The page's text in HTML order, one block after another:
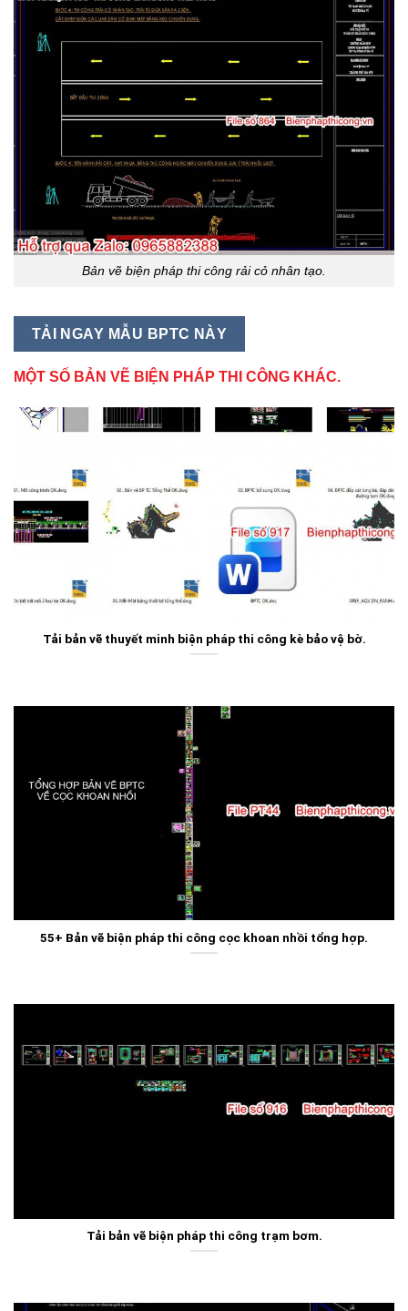
Bản vẽ biện pháp thi công rải cỏ nhân tạo.
TẢI NGAY MẪU BPTC NÀY
MỘT SỐ BẢN VẼ BIỆN PHÁP THI CÔNG KHÁC.
Tải bản vẽ thuyết minh biện pháp thi công kè bảo vệ bờ.
55+ Bản vẽ biện pháp thi công cọc khoan nhồi tổng hợp.
Tải bản vẽ biện pháp thi công trạm bơm.